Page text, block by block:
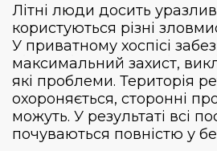
Літні люди досить
користуються різні
У приватному хоспісі
максимальний захист,
які проблеми. Територія
охороняється, сторонні
можуть. У результаті всі
почуваються повністю у